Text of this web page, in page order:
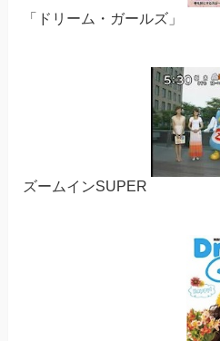
「ドリーム・ガールズ」
ズームインSUPER